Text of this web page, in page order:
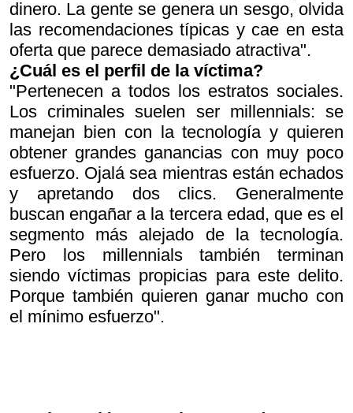
dinero. La gente se genera un sesgo, olvida
las recomendaciones típicas y cae en esta
oferta que parece demasiado atractiva".
¿Cuál es el perfil de la víctima?
"Pertenecen a todos los estratos sociales.
Los criminales suelen ser millennials: se
manejan bien con la tecnología y quieren
obtener grandes ganancias con muy poco
esfuerzo. Ojalá sea mientras están echados
y apretando dos clics. Generalmente
buscan engañar a la tercera edad, que es el
segmento más alejado de la tecnología.
Pero los millennials también terminan
siendo víctimas propicias para este delito.
Porque también quieren ganar mucho con
el mínimo esfuerzo".